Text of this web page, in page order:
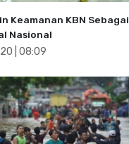
Keamanan KBN Sebagai
Nasional
| 08:09